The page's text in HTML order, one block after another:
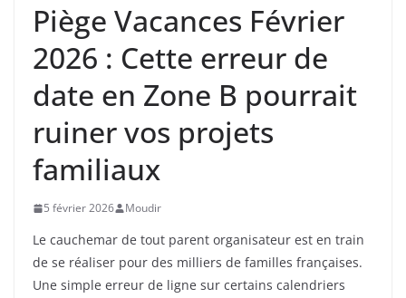
Piège Vacances Février
2026 : Cette erreur de
date en Zone B pourrait
ruiner vos projets
familiaux
5 février 2026 Moudir
Le cauchemar de tout parent organisateur est en train
de se réaliser pour des milliers de familles françaises.
Une simple erreur de ligne sur certains calendriers